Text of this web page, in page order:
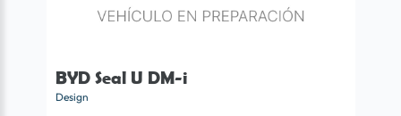
BYD Seal U DM-i
Design